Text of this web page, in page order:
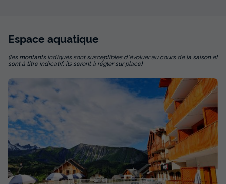
Espace aquatique
(les montants indiqués sont susceptibles d'évoluer au cours de la saison et
sont à titre indicatif, ils seront à régler sur place)